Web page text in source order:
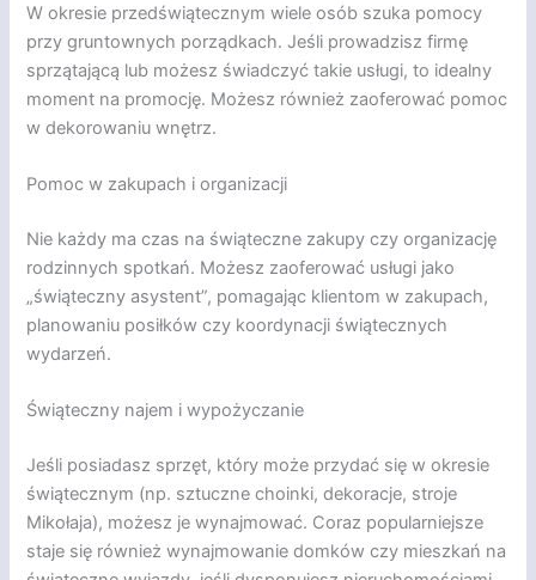
W okresie przedświątecznym wiele osób szuka pomocy
przy gruntownych porządkach. Jeśli prowadzisz firmę
sprzątającą lub możesz świadczyć takie usługi, to idealny
moment na promocję. Możesz również zaoferować pomoc
w dekorowaniu wnętrz.
Pomoc w zakupach i organizacji
Nie każdy ma czas na świąteczne zakupy czy organizację
rodzinnych spotkań. Możesz zaoferować usługi jako
„świąteczny asystent”, pomagając klientom w zakupach,
planowaniu posiłków czy koordynacji świątecznych
wydarzeń.
Świąteczny najem i wypożyczanie
Jeśli posiadasz sprzęt, który może przydać się w okresie
świątecznym (np. sztuczne choinki, dekoracje, stroje
Mikołaja), możesz je wynajmować. Coraz popularniejsze
staje się również wynajmowanie domków czy mieszkań na